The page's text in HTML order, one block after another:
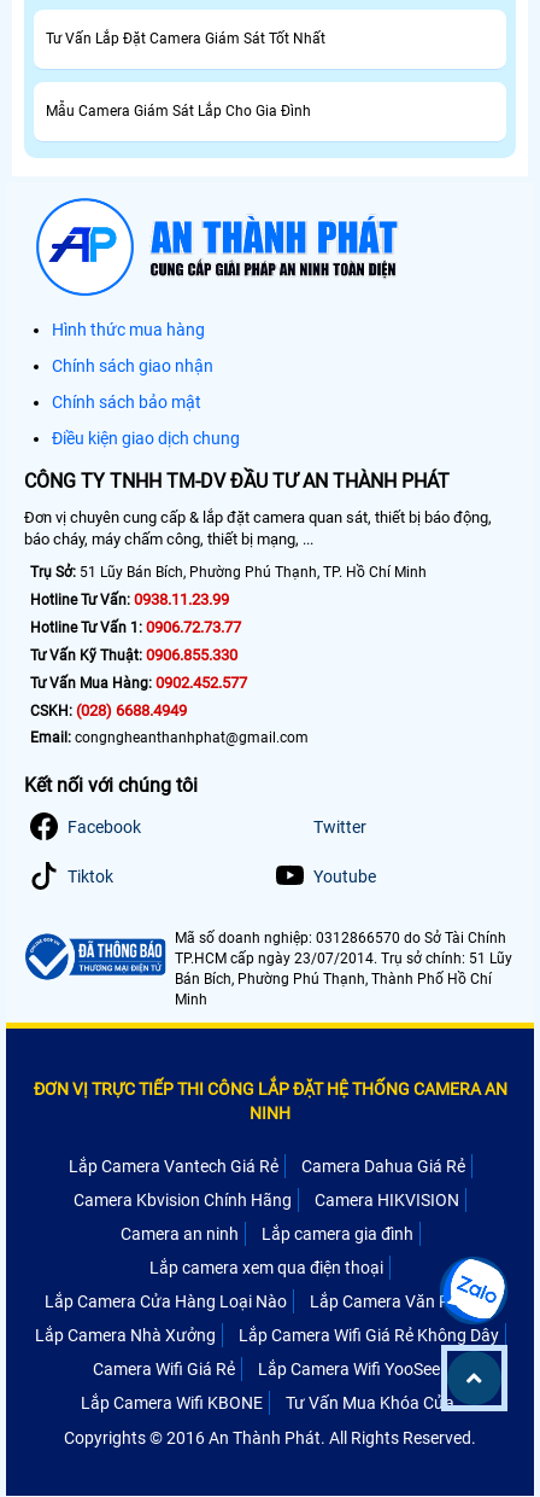
Tư Vấn Lắp Đặt Camera Giám Sát Tốt Nhất
Mẫu Camera Giám Sát Lắp Cho Gia Đình
Hình thức mua hàng
Chính sách giao nhận
Chính sách bảo mật
Điều kiện giao dịch chung
CÔNG TY TNHH TM-DV ĐẦU TƯ AN THÀNH PHÁT
Đơn vị chuyên cung cấp & lắp đặt camera quan sát, thiết bị báo động,
báo cháy, máy chấm công, thiết bị mạng, ...
Trụ Sở: 51 Lũy Bán Bích, Phường Phú Thạnh, TP. Hồ Chí Minh
Hotline Tư Vấn: 0938.11.23.99
Hotline Tư Vấn 1: 0906.72.73.77
Tư Vấn Kỹ Thuật: 0906.855.330
Tư Vấn Mua Hàng: 0902.452.577
CSKH: (028) 6688.4949
Email: congngheanthanhphat@gmail.com
Kết nối với chúng tôi
Facebook Twitter
Tiktok Youtube
Mã số doanh nghiệp: 0312866570 do Sở Tài Chính
TP.HCM cấp ngày 23/07/2014. Trụ sở chính: 51 Lũy
Bán Bích, Phường Phú Thạnh, Thành Phố Hồ Chí
Minh
ĐƠN VỊ TRỰC TIẾP THI CÔNG LẮP ĐẶT HỆ THỐNG CAMERA AN
NINH
Lắp Camera Vantech Giá Rẻ
Camera Dahua Giá Rẻ
Camera Kbvision Chính Hãng
Camera HIKVISION
Camera an ninh
Lắp camera gia đình
Lắp camera xem qua điện thoại
Lắp Camera Cửa Hàng Loại Nào
Lắp Camera Văn Phòng
Lắp Camera Nhà Xưởng
Lắp Camera Wifi Giá Rẻ Không Dây
Camera Wifi Giá Rẻ
Lắp Camera Wifi YooSee
Lắp Camera Wifi KBONE
Tư Vấn Mua Khóa Cửa
Copyrights © 2016 An Thành Phát. All Rights Reserved.